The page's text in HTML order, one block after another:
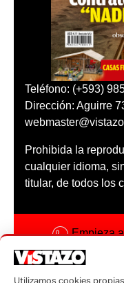
Teléfono: (+593)
Dirección: Aguirre
Prohibida la
cualquier idioma,
titular, de todos los
Empieza
Utilizamos cookies